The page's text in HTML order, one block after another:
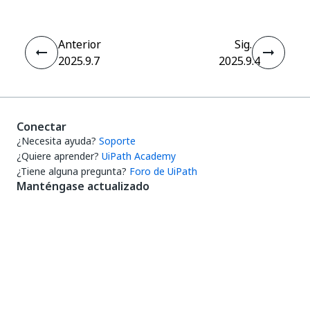
Anterior
2025.9.7
Sig.
2025.9.4
Conectar
¿Necesita ayuda? Soporte
¿Quiere aprender? UiPath Academy
¿Tiene alguna pregunta? Foro de UiPath
Manténgase actualizado